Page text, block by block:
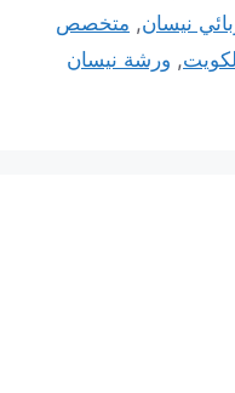
نيسان, متخصص
, ورشة نيسان